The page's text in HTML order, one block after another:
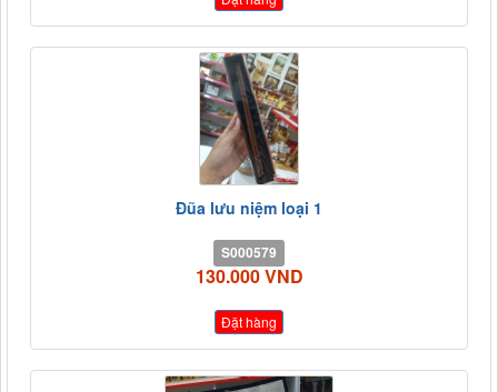
Đũa lưu niệm loại 1
S000579
130.000 VND
Đặt hàng